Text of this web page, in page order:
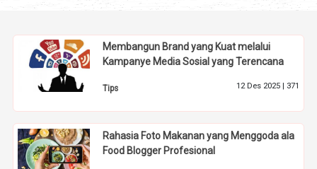
Membangun Brand yang Kuat melalui
Kampanye Media Sosial yang Terencana
Tips 12 Des 2025 | 371
Rahasia Foto Makanan yang Menggoda ala
Food Blogger Profesional